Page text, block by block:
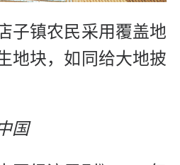
子镇农民采用覆盖地
地块，如同给大地披
国